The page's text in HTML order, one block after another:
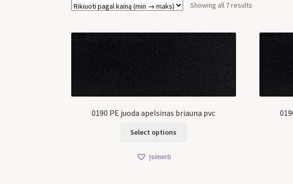
Showing all 7 results
0190 PE juoda apelsinas briauna pvc
Select options
Įsiminti